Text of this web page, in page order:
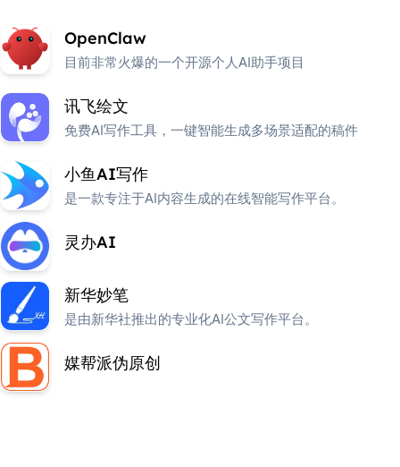
OpenClaw
目前非常火爆的一个开源个人AI助手项目
讯飞绘文
免费AI写作工具，一键智能生成多场景适配的稿件
小鱼AI写作
是一款专注于AI内容生成的在线智能写作平台。
灵办AI
新华妙笔
是由新华社推出的专业化AI公文写作平台。
媒帮派伪原创